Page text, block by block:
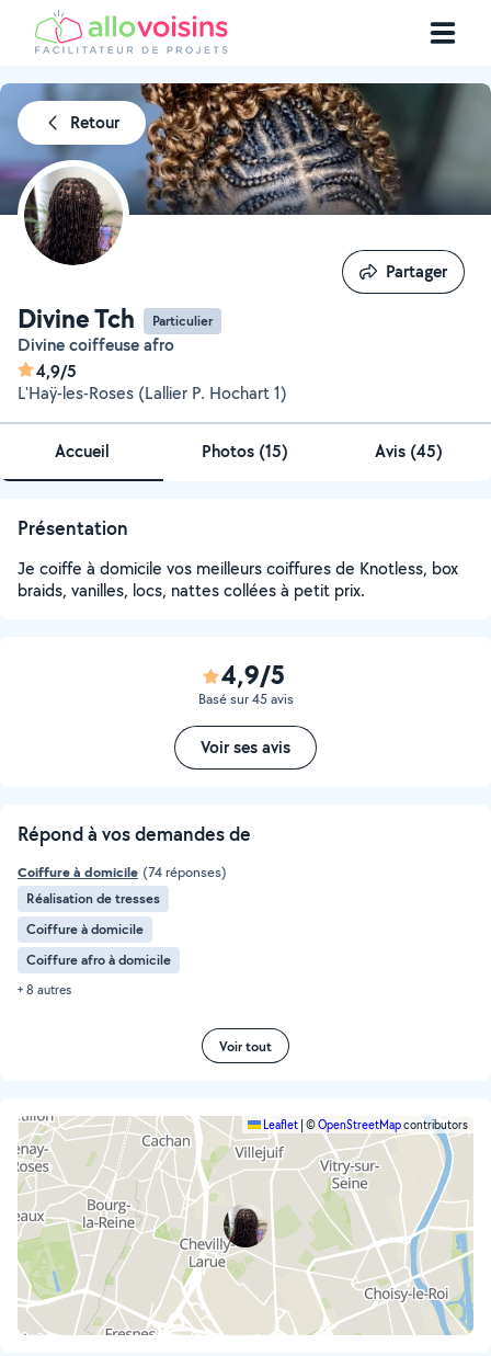
Retour
Divine Tch Particulier
Divine coiffeuse afro
4,9/5
L'Haÿ-les-Roses (Lallier P. Hochart 1)
Partager
Partager
Accueil Photos (15) Avis (45)
Présentation
Je coiffe à domicile vos meilleurs coiffures de Knotless, box
braids, vanilles, locs, nattes collées à petit prix.
4,9/5
Basé sur 45 avis
Voir ses avis
Répond à vos demandes de
Coiffure à domicile (74 réponses)
Réalisation de tresses
Coiffure à domicile
Coiffure afro à domicile
+ 8 autres
Voir tout
Leaflet ©OpenStreetMapcontributors